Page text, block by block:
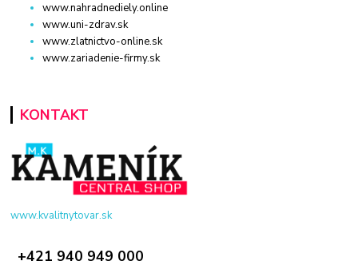
www.nahradnediely.online
www.uni-zdrav.sk
www.zlatnictvo-online.sk
www.zariadenie-firmy.sk
KONTAKT
www.kvalitnytovar.sk
+421 940 949 000